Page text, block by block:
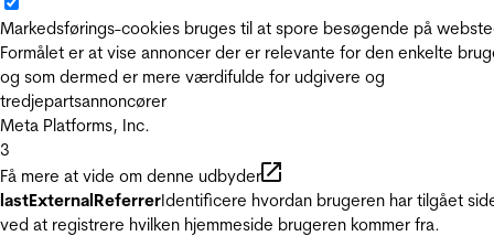
Markedsførings-cookies bruges til at spore besøgende på
Formålet er at vise annoncer der er relevante for den enkelte
og som dermed er mere værdifulde for udgivere og
tredjepartsannoncører
Meta Platforms, Inc.
3
Få mere at vide om denne udbyder
lastExternalReferrerIdentificere hvordan brugeren har tilgået
ved at registrere hvilken hjemmeside brugeren kommer fra.